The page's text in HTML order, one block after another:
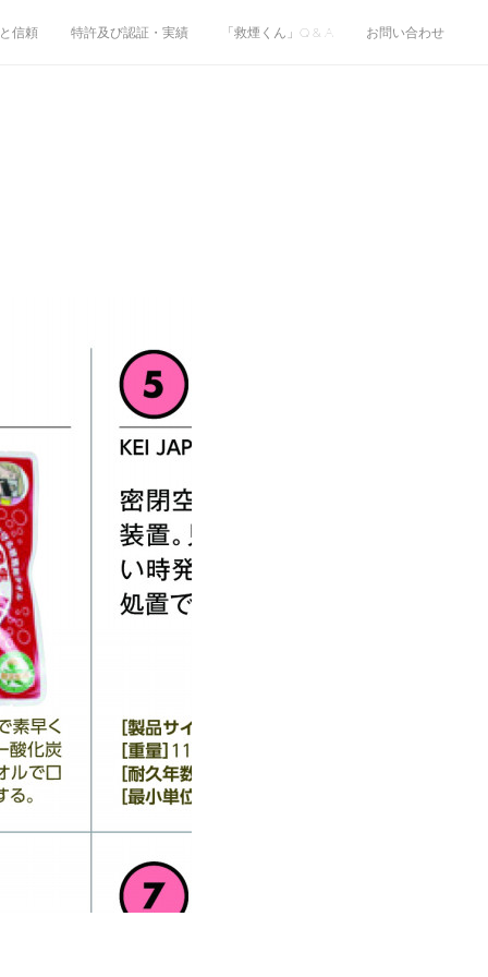
信頼 特許及び認証・実績 「救煙くん」Q & A お問い合わせ